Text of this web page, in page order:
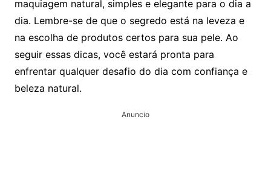
maquiagem natural, simples e elegante para o dia a
dia. Lembre-se de que o segredo está na leveza e
na escolha de produtos certos para sua pele. Ao
seguir essas dicas, você estará pronta para
enfrentar qualquer desafio do dia com confiança e
beleza natural.
Anuncio